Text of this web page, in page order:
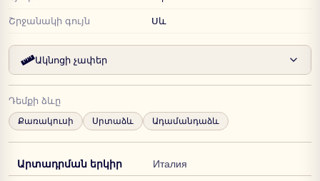
Շրջանակի գույն Սև
Ակնոցի չափեր
Դեմքի ձևը
Քառակուսի Սրտաձև Ադամանդաձև
Արտադրման երկիր Италия